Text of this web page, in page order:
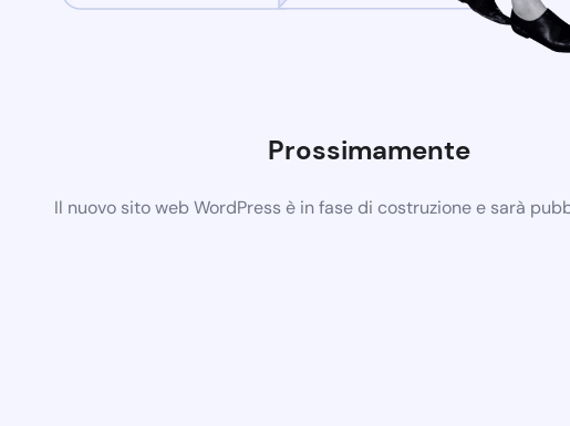
Prossimamente
Il nuovo sito web WordPress è in fase di costruzione e sarà